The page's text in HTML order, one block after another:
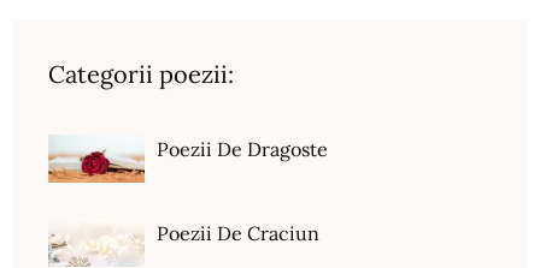
Categorii poezii:
Poezii De Dragoste
Poezii De Craciun